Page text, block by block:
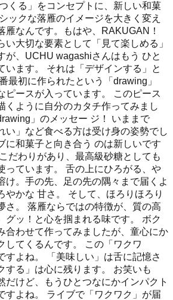
くる」をコンセプトに、新しい和菓
ックな落雁のイメージを大きく変え
雁なんです。もはや、RAKUGAN！
い大切な要素として「見て楽しめる」
が、UCHU wagashiさんはもう ひと
います。 それは「デザインする」と
最初に作られたという「drawing」
ピースが入っています。 このピース
くように自分のカタチ作ってみまし
」のメッセー ジ！ いままで
い」など食べる方は受け身の姿勢でし
に和菓子と向き合う のは新しいです
だわりがあり、最高級砂糖としても
っています。 舌の上にひろがる、や
け。手の先、足の先の隅々まで届くよ
やかな 甘さ。 そして、ほろりほろり
さ。 落雁ならではの特徴が、質の高
グッ！と心を掴まれる味です。 ボク
合わせて作ってみましたが、童心にか
してくるんです。 この「ワクワ
すよね。 「美味しい」は舌に記憶さ
する」は心に残ります。 お笑いも
だけど、もうひとつなにかインパクト
すよね。 ライブで「ワクワク」が届